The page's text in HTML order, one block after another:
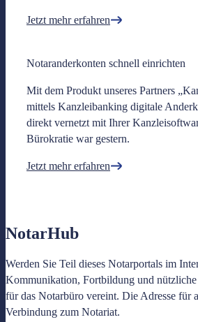
Jetzt mehr erfahren
Notaranderkonten schnell einrichten
Mit dem Produkt unseres Partners
mittels Kanzleibanking digitale
direkt vernetzt mit Ihrer
Bürokratie war gestern.
Jetzt mehr erfahren
NotarHub
Werden Sie Teil dieses Notarportals im
Kommunikation, Fortbildung und
für das Notarbüro vereint. Die Adresse für
Verbindung zum Notariat.